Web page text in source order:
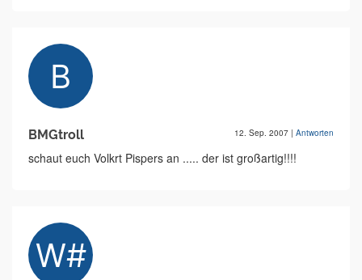
BMGtroll 12. Sep. 2007 | Antworten
schaut euch Volkrt Pispers an ..... der ist großartig!!!!